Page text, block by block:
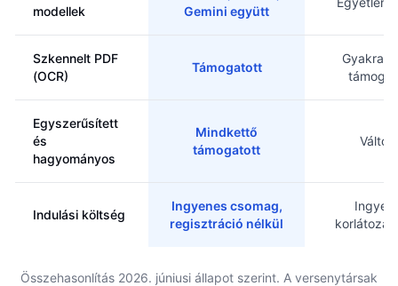
modellek
Gemini együtt
Szkennelt PDF
(OCR)
Támogatott
Gyakran
Egyszerűsített
és
hagyományos
Mindkettő
támogatott
Indulási költség
Ingyenes csomag,
regisztráció nélkül
Összehasonlítás 2026. júniusi állapot szerint. A versenytársak